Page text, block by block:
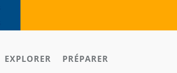
EXPLORER PRÉPARER